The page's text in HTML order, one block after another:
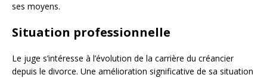
ses moyens.
Situation professionnelle
Le juge s’intéresse à l’évolution de la carrière du créancier
depuis le divorce. Une amélioration significative de sa situation